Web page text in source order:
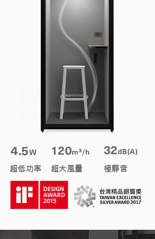
​4.5W 120m³/h 32dB(A)
​超低功率 ​超大風量 ​極靜音​